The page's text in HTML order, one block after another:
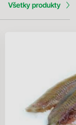
Všetky produkty